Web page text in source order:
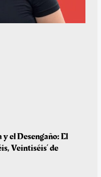
el Desengaño: El
Veintiséis’ de